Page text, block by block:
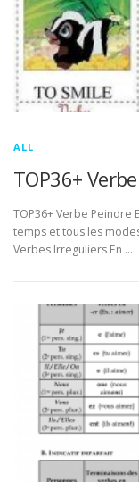
ALL
TOP36+
TOP36+ Verbe Peindre
temps et tous les
Verbes Irreguliers En …